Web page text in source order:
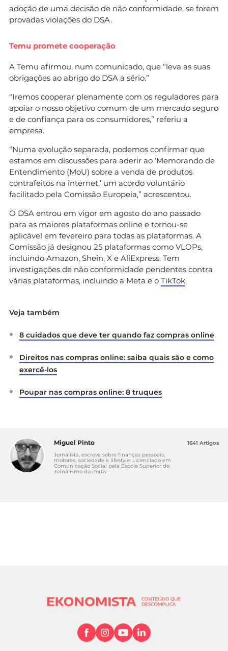
adoção de uma decisão de não conformidade, se forem
provadas violações do DSA.
Temu promete cooperação
A Temu afirmou, num comunicado, que “leva as suas
obrigações ao abrigo do DSA a sério.”
“Iremos cooperar plenamente com os reguladores para
apoiar o nosso objetivo comum de um mercado seguro
e de confiança para os consumidores,” referiu a
empresa.
“Numa evolução separada, podemos confirmar que
estamos em discussões para aderir ao ‘Memorando de
Entendimento (MoU) sobre a venda de produtos
contrafeitos na internet,’ um acordo voluntário
facilitado pela Comissão Europeia,” acrescentou.
O DSA entrou em vigor em agosto do ano passado
para as maiores plataformas online e tornou-se
aplicável em fevereiro para todas as plataformas. A
Comissão já designou 25 plataformas como VLOPs,
incluindo Amazon, Shein, X e AliExpress. Tem
investigações de não conformidade pendentes contra
várias plataformas, incluindo a Meta e o TikTok.
Veja também
8 cuidados que deve ter quando faz compras online
Direitos nas compras online: saiba quais são e como
exercê-los
Poupar nas compras online: 8 truques
Miguel Pinto
Jornalista, escreve sobre finanças pessoais,
motores, sociedade e lifestyle. Licenciado em
Comunicação Social pela Escola Superior de
Jornalismo do Porto.
1641 Artigos